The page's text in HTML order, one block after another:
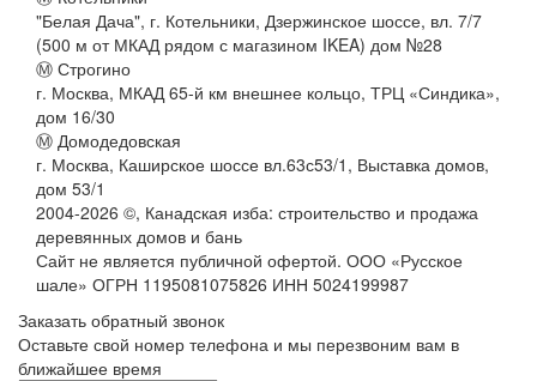
"Белая Дача", г. Котельники, Дзержинское шоссе, вл. 7/7
(500 м от МКАД рядом с магазином IKEA) дом №28
Ⓜ Строгино
г. Москва, МКАД 65-й км внешнее кольцо, ТРЦ «Синдика»,
дом 16/30
Ⓜ Домодедовская
г. Москва, Каширское шоссе вл.63с53/1, Выставка домов,
дом 53/1
2004-2026 ©, Канадская изба: строительство и продажа
деревянных домов и бань
Сайт не является публичной офертой. ООО «Русское
шале» ОГРН 1195081075826 ИНН 5024199987
Заказать обратный звонок
Оставьте свой номер телефона и мы перезвоним вам в
ближайшее время